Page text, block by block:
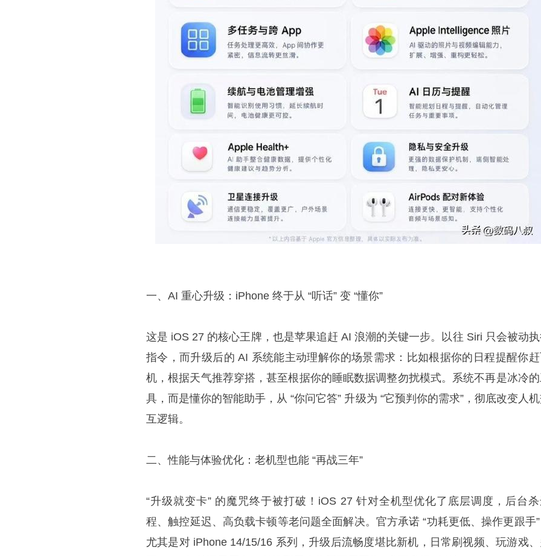
一、AI 重心升级：iPhone 终于从 “听话” 变 “懂你”
这是 iOS 27 的核心王牌，也是苹果追赶 AI 浪潮的关键一步。以往 Siri 只会被动
指令，而升级后的 AI 系统能主动理解你的场景需求：比如根据你的日程提醒你
机，根据天气推荐穿搭，甚至根据你的睡眠数据调整勿扰模式。系统不再是冰冷
具，而是懂你的智能助手，从 “你问它答” 升级为 “它预判你的需求”，彻底改变人
互逻辑。
二、性能与体验优化：老机型也能 “再战三年”
“升级就变卡” 的魔咒终于被打破！iOS 27 针对全机型优化了底层调度，后台
程、触控延迟、高负载卡顿等老问题全面解决。官方承诺 “功耗更低、操作更跟手
尤其是对 iPhone 14/15/16 系列，升级后流畅度堪比新机，日常刷视频、玩游戏